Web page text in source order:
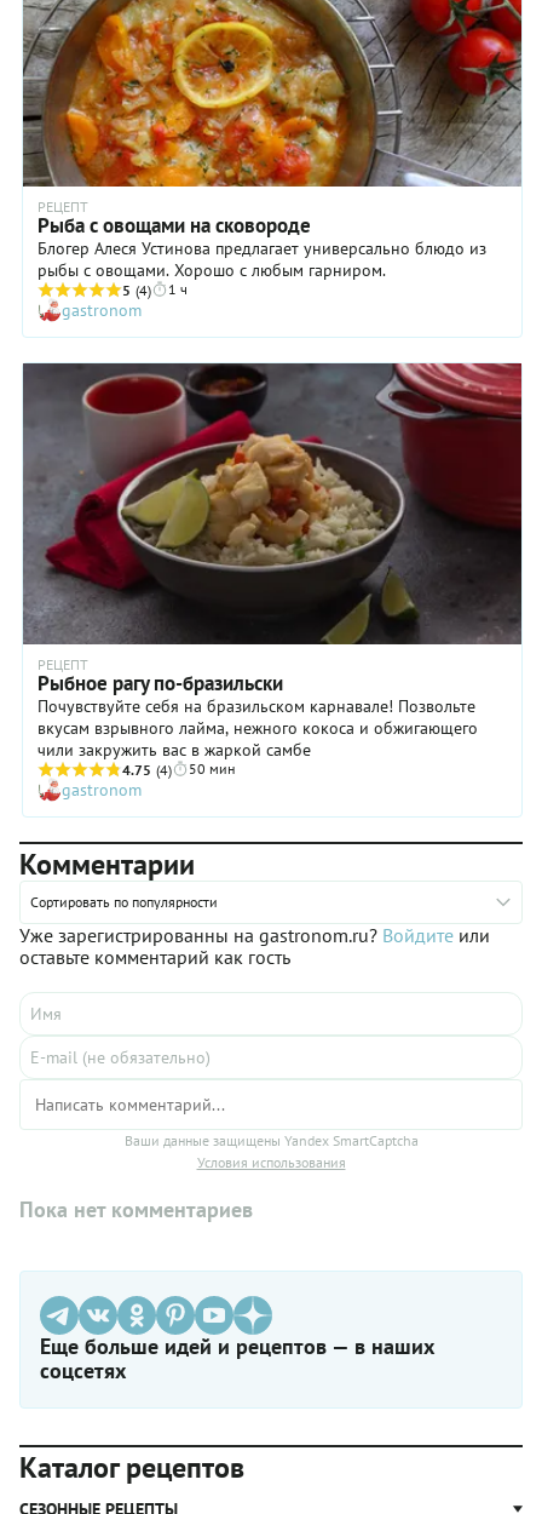
РЕЦЕПТ
Рыба с овощами на сковороде
Блогер Алеся Устинова предлагает универсально блюдо из
рыбы с овощами. Хорошо с любым гарниром.
5 (4) 1 ч
gastronom
РЕЦЕПТ
Рыбное рагу по-бразильски­
Почувствуйте себя на бразильском карнавале! Позвольте
вкусам взрывного лайма, нежного кокоса и обжигающего
чили закружить вас в жаркой самбе
4.75 (4) 50 мин
gastronom
Комментарии
Сортировать по популярности
Уже зарегистрированны на gastronom.ru? Войдите или
оставьте комментарий как гость
Ваши данные защищены Yandex SmartCaptcha
Условия использования
Пока нет комментариев
Еще больше идей и рецептов — в наших
соцсетях
Каталог рецептов
СЕЗОННЫЕ РЕЦЕПТЫ